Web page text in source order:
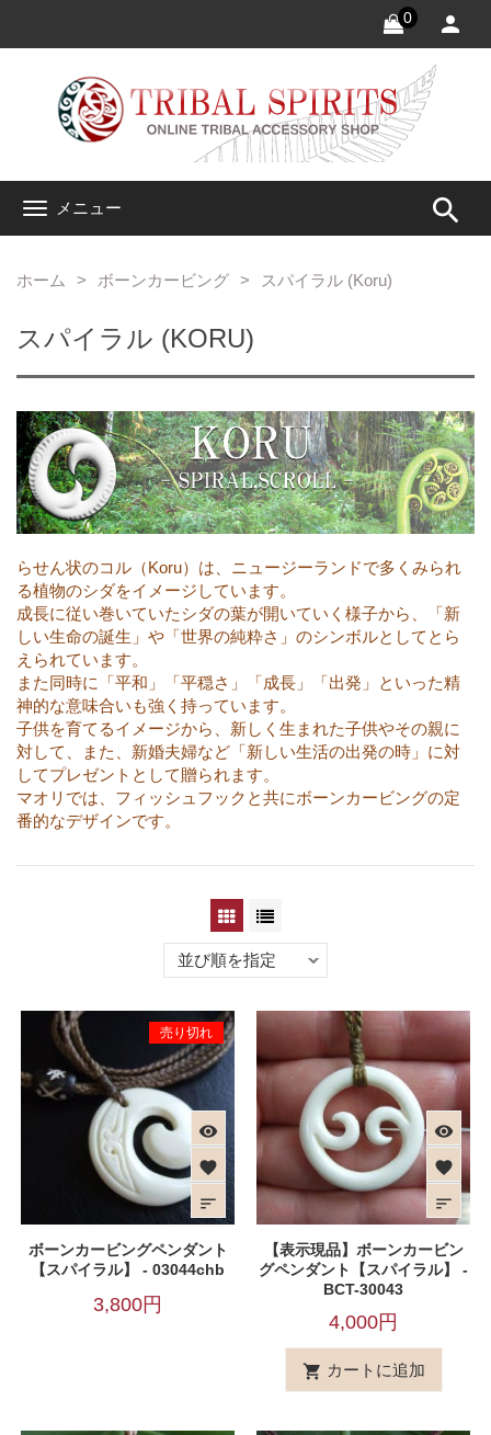
0
メニュー search
ホーム ボーンカービング スパイラル (Koru)
スパイラル (KORU)
らせん状のコル（Koru）は、ニュージーランドで多くみられ
る植物のシダをイメージしています。
成長に従い巻いていたシダの葉が開いていく様子から、「新
しい生命の誕生」や「世界の純粋さ」のシンボルとしてとら
えられています。
また同時に「平和」「平穏さ」「成長」「出発」といった精
神的な意味合いも強く持っています。
子供を育てるイメージから、新しく生まれた子供やその親に
対して、また、新婚夫婦など「新しい生活の出発の時」に対
してプレゼントとして贈られます。
マオリでは、フィッシュフックと共にボーンカービングの定
番的なデザインです。
売り切れ
visibility
favorite
sort
ボーンカービングペンダント
【スパイラル】 - 03044chb
3,800円
visibility
favorite
sort
【表示現品】ボーンカービン
グペンダント【スパイラル】 -
BCT-30043
4,000円
 カートに追加